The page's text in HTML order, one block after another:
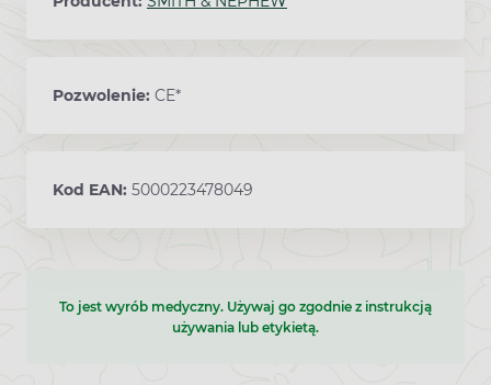
Pozwolenie: CE*
Kod EAN: 5000223478049
To jest wyrób medyczny. Używaj go zgodnie z instrukcją
używania lub etykietą.